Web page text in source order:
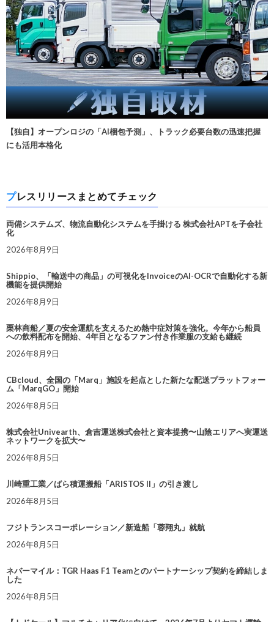
【独自】オープンロジの「AI梱包予測」、トラック必要台数の迅速把握
にも活用本格化
プレスリリースまとめてチェック
両備システムズ、物流自動化システムを手掛ける 株式会社APTを子会社
化
2026年8月9日
Shippio、「輸送中の商品」の可視化をInvoiceのAI-OCRで自動化する新
機能を提供開始
2026年8月9日
栗林商船／夏の安全運航を支えるため熱中症対策を強化。今年から船員
への飲料配布を開始、4年目となるファン付き作業服の支給も継続
2026年8月9日
CBcloud、全国の「Marq」施設を起点とした新たな配送プラットフォー
ム「MarqGO」開始
2026年8月5日
株式会社Univearth、倉吉運送株式会社と資本提携〜山陰エリアへ実運送
ネットワークを拡大〜
2026年8月5日
川崎重工業／ばら積運搬船「ARISTOS II」の引き渡し
2026年8月5日
フジトランスコーポレーション／新造船「蓉翔丸」就航
2026年8月5日
ネバーマイル：TGR Haas F1 Teamとのパートナーシップ契約を締結しま
した
2026年8月5日